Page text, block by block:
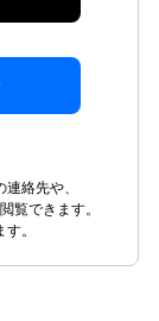
絡先や、
覧できます。
。